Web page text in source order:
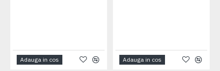
Adauga in cos Adauga in cos